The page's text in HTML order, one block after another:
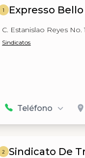
1 Expresso
C. Estanislao Reyes
Sindicatos
Teléfono
2 Sindicato De